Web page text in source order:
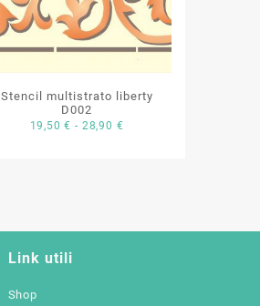
Stencil multistrato liberty
D002
19,50€ - 28,90 €
Link utili
Shop